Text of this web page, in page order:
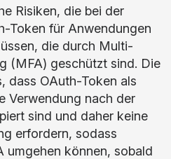
Risiken, die bei der
Token für Anwendungen
die durch Multi-
(MFA) geschützt sind. Die
dass OAuth-Token als
Verwendung nach der
sind und daher keine
erfordern, sodass
umgehen können, sobald